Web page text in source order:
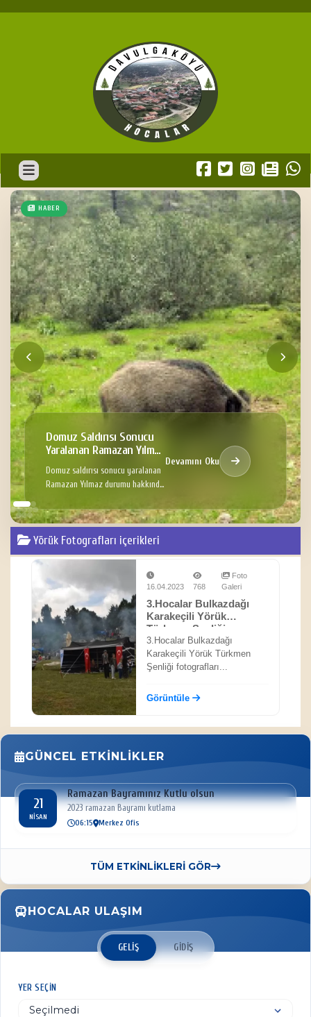
HABER
Domuz Saldırısı Sonucu
Yaralanan Ramazan Yılmaz
Hakkında
Domuz saldırısı sonucu yaralanan
Ramazan Yılmaz durumu hakkında
Devamını Oku
Yörük Fotografları içerikleri
16.04.2023 768
Foto
Galeri
3.Hocalar Bulkazdağı
Karakeçili Yörük
Türkmen Şenliği
3.Hocalar Bulkazdağı
Karakeçili Yörük Türkmen
Şenliği fotografları...
Görüntüle
GÜNCEL ETKINLIKLER
21
NISAN
Ramazan Bayramınız Kutlu olsun
2023 ramazan Bayramı kutlama
06:15 Merkez Ofis
TÜM ETKİNLİKLERİ GÖR
HOCALAR ULAŞIM
GELIŞ GIDIŞ
YER SEÇIN